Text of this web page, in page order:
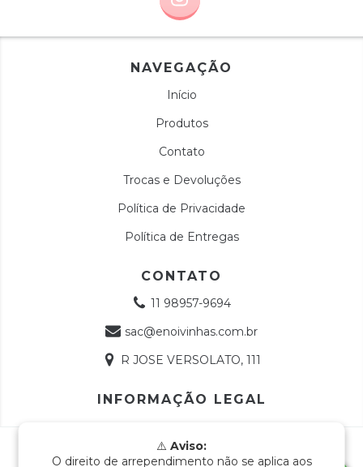
NAVEGAÇÃO
Início
Produtos
Contato
Trocas e Devoluções
Política de Privacidade
Política de Entregas
CONTATO
11 98957-9694
sac@enoivinhas.com.br
R JOSE VERSOLATO, 111
INFORMAÇÃO LEGAL
⚠️ Aviso:
O direito de arrependimento não se aplica aos
Copyright e-Noivinhas - 18768991000112 - 2026. Todos os
direitos reservados.